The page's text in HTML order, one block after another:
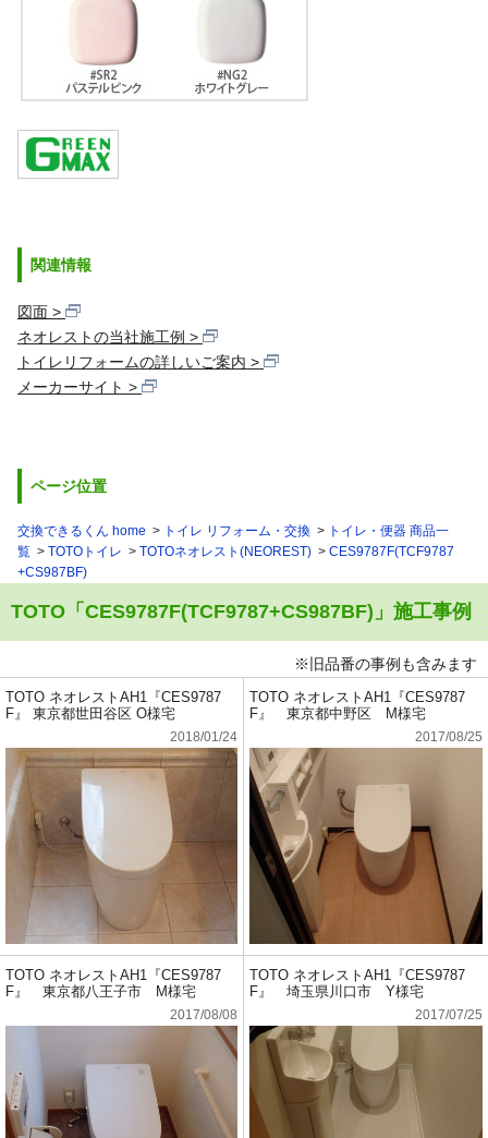
関連情報
図面
ネオレストの当社施工例
トイレリフォームの詳しいご案内
メーカーサイト
ページ位置
交換できるくん home トイレ リフォーム・交換
トイレ・便器 商品一
覧
TOTOトイレ TOTOネオレスト(NEOREST)
CES9787F(TCF9787
+CS987BF)
TOTO「CES9787F(TCF9787+CS987BF)」施工事例
※旧品番の事例も含みます
TOTO ネオレストAH1『CES9787
F』 東京都世田谷区 O様宅
2018/01/24
TOTO ネオレストAH1『CES9787
F』 東京都中野区 M様宅
2017/08/25
TOTO ネオレストAH1『CES9787
F』 東京都八王子市 M様宅
2017/08/08
TOTO ネオレストAH1『CES9787
F』 埼玉県川口市 Y様宅
2017/07/25